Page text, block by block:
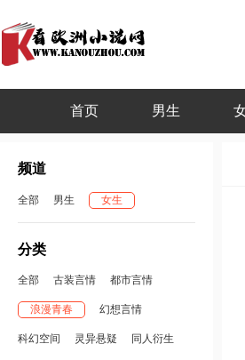
首页 男生
频道
全部 男生 女生
分类
全部 古装言情 都市言情
浪漫青春 幻想言情
科幻空间 灵异悬疑 同人衍生